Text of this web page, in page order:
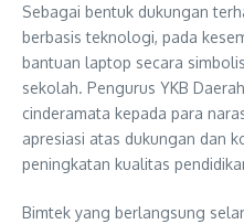
Sebagai bentuk dukungan
berbasis teknologi, pada
bantuan laptop secara
sekolah. Pengurus YKB
cinderamata kepada para
apresiasi atas dukungan dan
peningkatan kualitas
Bimtek yang berlangsung